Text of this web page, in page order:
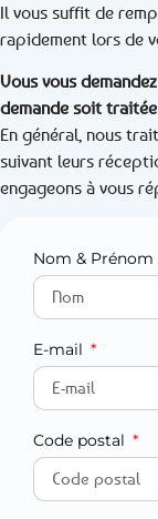
Il vous suffit de
rapidement lors de
Vous vous
demande soit
En général, nous
suivant leurs
engageons à vous
Nom & Prénom
E-mail
Code postal